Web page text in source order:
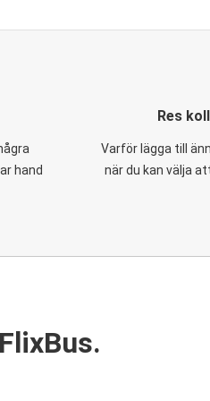
hand
Res
Varför lägga till
när du kan välja